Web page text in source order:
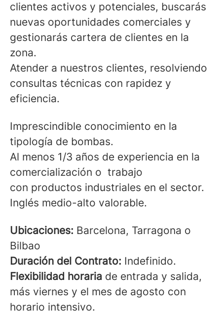
clientes activos y potenciales, buscarás
nuevas oportunidades comerciales y
gestionarás cartera de clientes en la
zona.
Atender a nuestros clientes, resolviendo
consultas técnicas con rapidez y
eficiencia.
Imprescindible conocimiento en la
tipología de bombas.
Al menos 1/3 años de experiencia en la
comercialización o trabajo
con productos industriales en el sector.
Inglés medio-alto valorable.
Ubicaciones: Barcelona, Tarragona o
Bilbao
Duración del Contrato: Indefinido.
Flexibilidad horaria de entrada y salida,
más viernes y el mes de agosto con
horario intensivo.